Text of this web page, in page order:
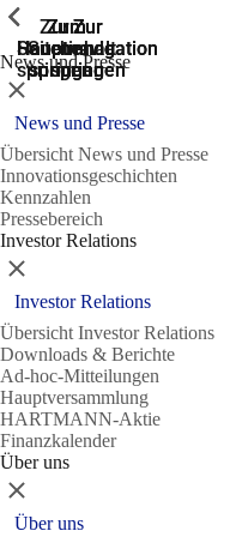
Zur
Suche
springen
Zur
Hauptnavigation
springen
Zur
Hauptnavigation
springen
Zum
Hauptinhalt
springen
Zum
Seitenende
springen
News und Presse
Zeige vorherige
Schließen
News und Presse
Übersicht News und Presse
Innovationsgeschichten
Kennzahlen
Pressebereich
Investor Relations
Zeige vorherige
Schließen
Investor Relations
Übersicht Investor Relations
Downloads & Berichte
Ad-hoc-Mitteilungen
Hauptversammlung
HARTMANN-Aktie
Finanzkalender
Über uns
Zeige vorherige
Schließen
Über uns
Zeige vorherige